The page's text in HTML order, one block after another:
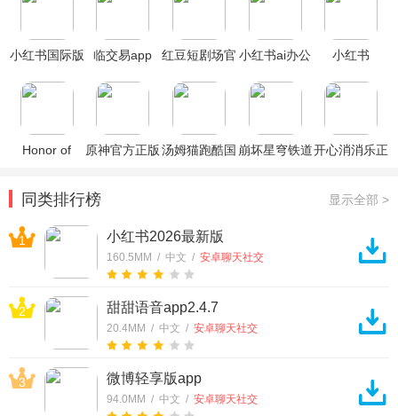
小红书国际版
临交易app
红豆短剧场官 小红书ai办公
小红书
Honor of
原神官方正版汤姆猫跑酷国 崩坏星穹铁道开心消消乐正
同类排行榜 显示全部 >
1 小红书2026最新版
160.5MM / 中文 / 安卓聊天社交
2 甜甜语音app2.4.7
20.4MM / 中文 / 安卓聊天社交
3 微博轻享版app
94.0MM / 中文 / 安卓聊天社交